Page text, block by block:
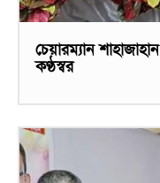
চেয়ারম্যান
কণ্ঠস্বর